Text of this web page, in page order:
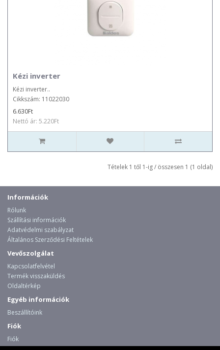
Kézi inverter
Kézi inverter..
Cikkszám: 11022030
6.630Ft
Nettó ár: 5.220Ft
Tételek 1 től 1-ig / összesen 1 (1 oldal)
Információk
Rólunk
Szállítási információk
Adatvédelmi szabályzat
Általános Szerződési Feltételek
Vevőszolgálat
Kapcsolatfelvétel
Termék visszaküldés
Oldaltérkép
Egyéb információk
Beszállítóink
Fiók
Fiók